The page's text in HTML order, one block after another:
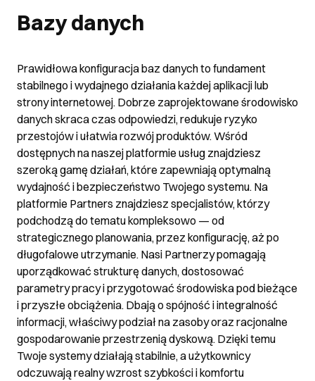
Bazy danych
Prawidłowa konfiguracja baz danych to fundament
stabilnego i wydajnego działania każdej aplikacji lub
strony internetowej. Dobrze zaprojektowane środowisko
danych skraca czas odpowiedzi, redukuje ryzyko
przestojów i ułatwia rozwój produktów. Wśród
dostępnych na naszej platformie usług znajdziesz
szeroką gamę działań, które zapewniają optymalną
wydajność i bezpieczeństwo Twojego systemu. Na
platformie Partners znajdziesz specjalistów, którzy
podchodzą do tematu kompleksowo — od
strategicznego planowania, przez konfigurację, aż po
długofalowe utrzymanie. Nasi Partnerzy pomagają
uporządkować strukturę danych, dostosować
parametry pracy i przygotować środowiska pod bieżące
i przyszłe obciążenia. Dbają o spójność i integralność
informacji, właściwy podział na zasoby oraz racjonalne
gospodarowanie przestrzenią dyskową. Dzięki temu
Twoje systemy działają stabilnie, a użytkownicy
odczuwają realny wzrost szybkości i komfortu